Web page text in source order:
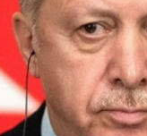
görüşmesinde
olduğunu, İran
daha sonra